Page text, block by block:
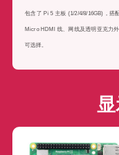
包含了 Pi 5 主板 (1/2/4/8/16GB)，
Micro HDMI 线、网线及透明亚克力
可选择。